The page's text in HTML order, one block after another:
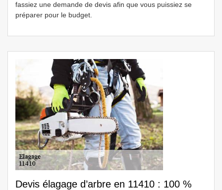
fassiez une demande de devis afin que vous puissiez se
préparer pour le budget.
Devis élagage d’arbre en 11410 : 100 %